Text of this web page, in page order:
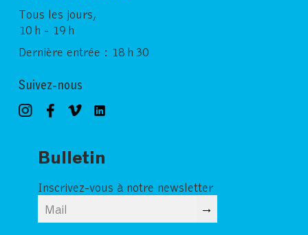
Tous les jours,
10 h - 19 h
Dernière entrée : 18 h 30
Suivez-nous
Bulletin
Inscrivez-vous à notre newsletter
→